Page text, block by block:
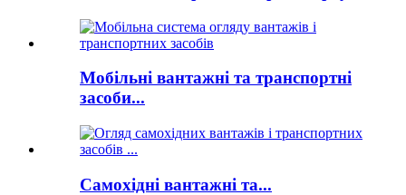
Мобільні вантажні та транспортні
засоби...
Самохідні вантажні та...